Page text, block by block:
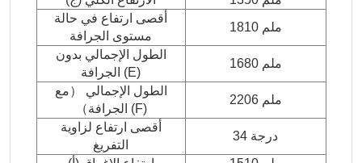
أقصى ارتفاع في حالة
مستوى الجرافة
1810 ملم
الطول الإجمالي بدون
الجرافة (E)
1680 ملم
الطول الإجمالي （مع
الجرافة） (F)
2206 ملم
أقصى ارتفاع لزاوية
التفريغ
34 درجة